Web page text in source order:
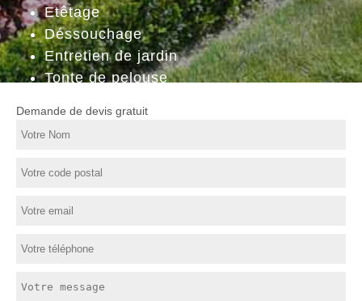
Etêtage
Déssouchage
Entretien de jardin
Tonte de pelouse
Demande de devis gratuit